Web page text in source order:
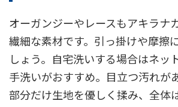
オーガンジーやレースもアキラナ
繊細な素材です。引っ掛けや摩擦
しょう。自宅洗いする場合はネッ
手洗いがおすすめ。目立つ汚れが
部分だけ生地を優しく揉み、全体